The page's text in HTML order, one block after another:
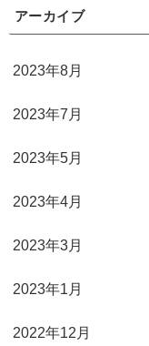
アーカイブ
2023年8月
2023年7月
2023年5月
2023年4月
2023年3月
2023年1月
2022年12月